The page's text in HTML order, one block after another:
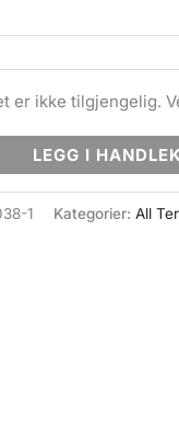
er ikke tilgjengelig.
LEGG I
1 Kategorier:All